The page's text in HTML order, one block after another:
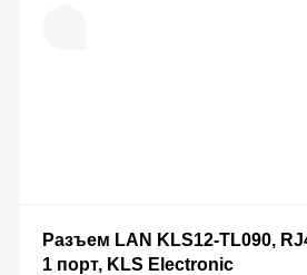
Разъем LAN KLS12-TL090,
1 порт, KLS Electronic